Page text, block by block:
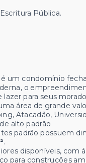
Pública.
é um condomínio
o
para seus
área de grande
Atacadão,
alto padrão
padrão possuem
.
disponíveis, com
para construções